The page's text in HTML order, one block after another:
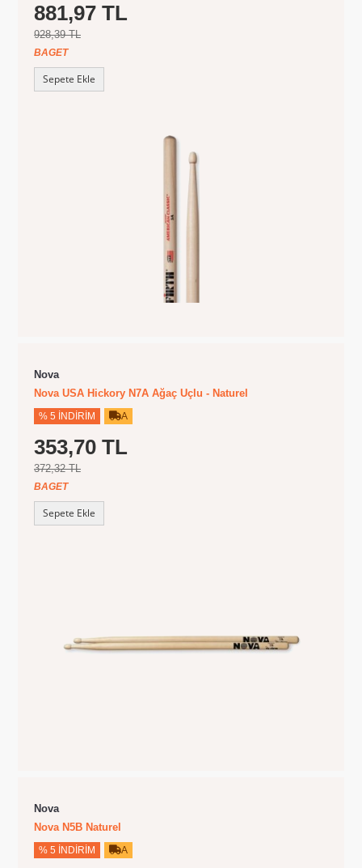
881,97 TL
928,39 TL
BAGET
Sepete Ekle
Nova
Nova USA Hickory N7A Ağaç Uçlu - Naturel
% 5 İNDIRIM A
353,70 TL
372,32 TL
BAGET
Sepete Ekle
Nova
Nova N5B Naturel
% 5 İNDIRIM A